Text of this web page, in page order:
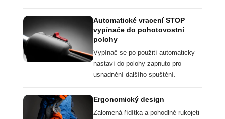
Automatické vracení STOP
vypínače do pohotovostní
polohy
Vypínač se po použití automaticky
nastaví do polohy zapnuto pro
usnadnění dalšího spuštění.
Ergonomický design
Zalomená řídítka a pohodlné rukojeti